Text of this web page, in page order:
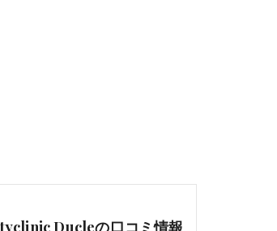
Ducleの口コミ情報